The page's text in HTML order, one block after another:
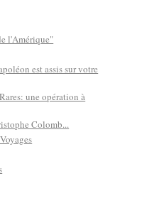
l'Amérique"
est assis sur votre
une opération à
Colomb...